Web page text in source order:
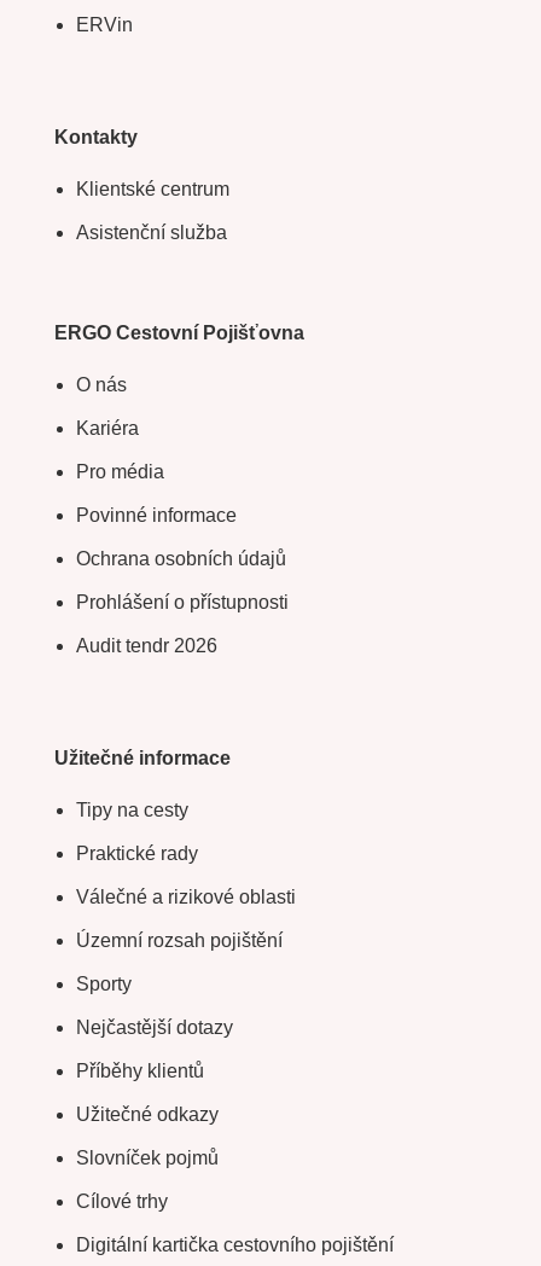
ERVin
Kontakty
Klientské centrum
Asistenční služba
ERGO Cestovní Pojišťovna
O nás
Kariéra
Pro média
Povinné informace
Ochrana osobních údajů
Prohlášení o přístupnosti
Audit tendr 2026
Užitečné informace
Tipy na cesty
Praktické rady
Válečné a rizikové oblasti
Územní rozsah pojištění
Sporty
Nejčastější dotazy
Příběhy klientů
Užitečné odkazy
Slovníček pojmů
Cílové trhy
Digitální kartička cestovního pojištění